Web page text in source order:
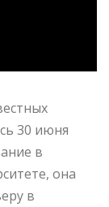
30 июня
в
она
в